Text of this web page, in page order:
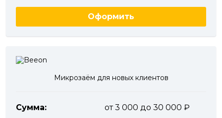
Оформить
Микрозаём для новых клиентов
Сумма:
от 3 000 до 30 000